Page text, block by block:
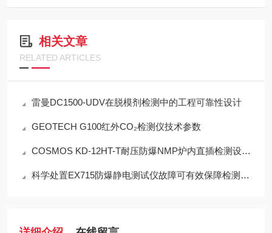
相关文章
RELATED ARTICLES
雷曼DC1500-UDV在脱模剂检测中的工程可靠性设计
GEOTECH G100红外CO₂检测仪技术参数
COSMOS KD-12HT-T耐压防爆NMP炉内直插检测设备工程设计指南
科学处置EX715防爆静电测试仪故障可有效保障检测工作正常开展